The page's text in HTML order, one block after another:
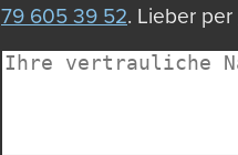
79 605 39 52. Lieber per